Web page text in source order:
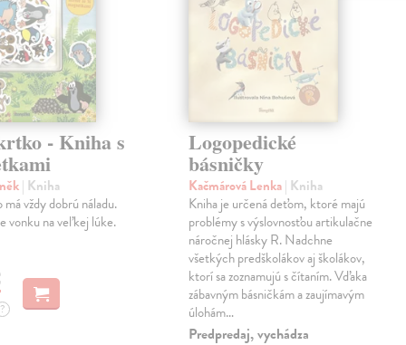
- Kniha s
| Kniha
vždy dobrú náladu.
vonku na veľkej lúke.
?
Logopedické
básničky
Kačmárová Lenka| Kniha
Kniha je určená deťom, ktoré majú
problémy s výslovnosťou artikulačne
náročnej hlásky R. Nadchne
všetkých predškolákov aj školákov,
ktorí sa zoznamujú s čítaním. Vďaka
zábavným básničkám a zaujímavým
úlohám…
Predpredaj, vychádza